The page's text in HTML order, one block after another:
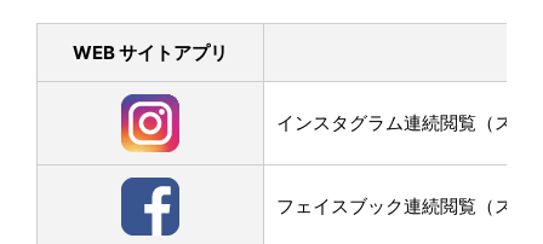
WEB サイトアプリ
インスタグラム連続閲覧（スク
フェイスブック連続閲覧（スク